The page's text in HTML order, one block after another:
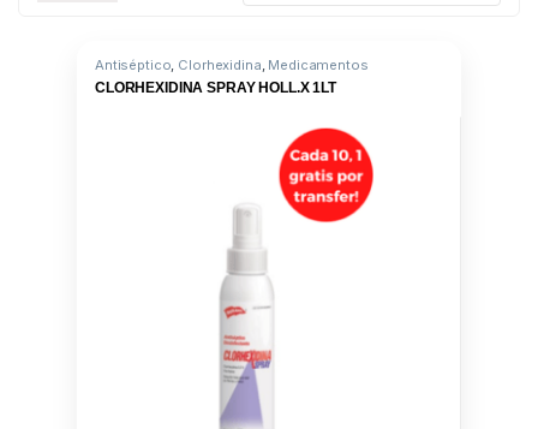
Antiséptico, Clorhexidina, Medicamentos
CLORHEXIDINA SPRAY HOLL.X 1LT